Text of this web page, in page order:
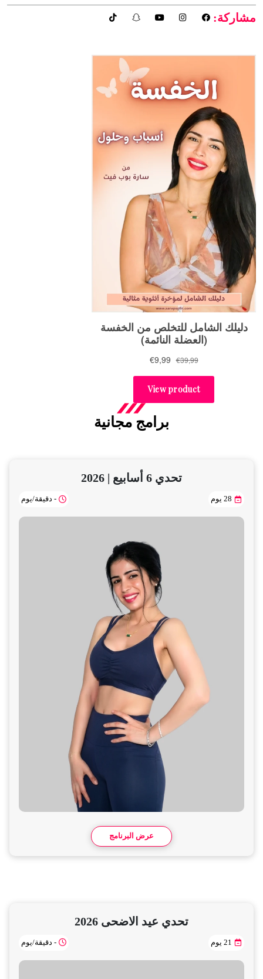
مشاركة:
برامج مجانية
تحدي 6 أسابيع | 2026
28 يوم - دقيقة/يوم
عرض البرنامج
تحدي عيد الاضحى 2026
21 يوم - دقيقة/يوم